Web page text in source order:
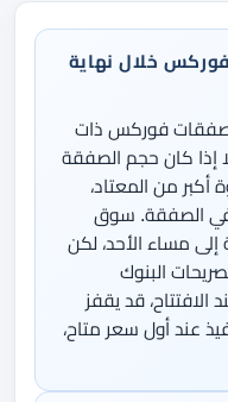
خلال نهاية
بصفقات فوركس ذات
إذا كان حجم الصفقة
من المعتاد،
في الصفقة. سوق
مساء الأحد، لكن
البنوك
الافتتاح، قد يقفز
عند أول سعر متاح،